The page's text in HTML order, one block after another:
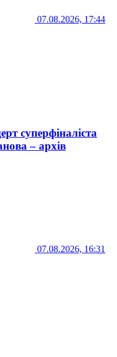
07.08.2026, 17:44
суперфіналіста
– архів
07.08.2026, 16:31